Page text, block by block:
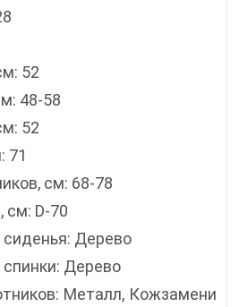
52
48-58
52
71
см: 68-78
см: D-70
Дерево
Дерево
Металл, Кожзамени